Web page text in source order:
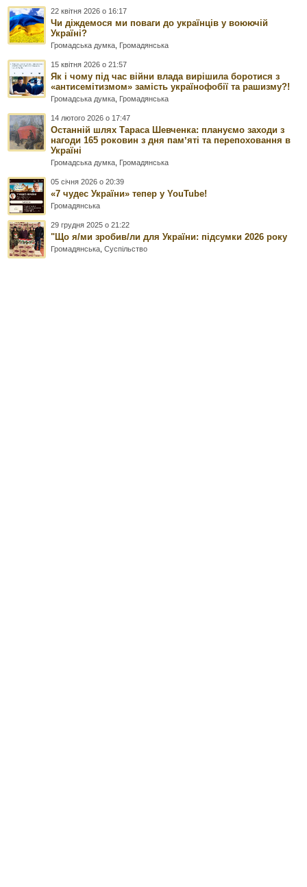
22 квітня 2026 о 16:17
Чи діждемося ми поваги до українців у воюючій
Україні?
Громадська думка, Громадянська
15 квітня 2026 о 21:57
Як і чому під час війни влада вирішила боротися з
«антисемітизмом» замість українофобії та рашизму?!
Громадська думка, Громадянська
14 лютого 2026 о 17:47
Останній шлях Тараса Шевченка: плануємо заходи з
нагоди 165 роковин з дня памʼяті та перепоховання в
Україні
Громадська думка, Громадянська
05 січня 2026 о 20:39
«7 чудес України» тепер у YouTube!
Громадянська
29 грудня 2025 о 21:22
"Що я/ми зробив/ли для України: підсумки 2026 року
Громадянська,Суспільство